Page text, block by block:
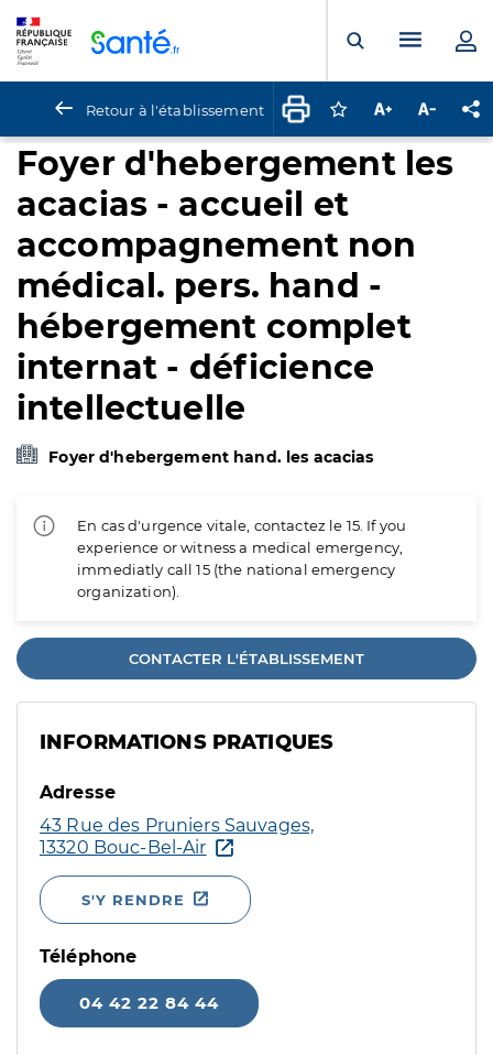
Ouvrir laMenu
Retour à l'établissement Connectez-vous
Augmenter la
Foyer d'hebergement les
acacias - accueil et
accompagnement non
médical. pers. hand -
hébergement complet
internat - déficience
intellectuelle
Foyer d'hebergement hand. les acacias
En cas d'urgence vitale, contactez le 15. If you
experience or witness a medical emergency,
immediatly call 15 (the national emergency
organization).
CONTACTER L'ÉTABLISSEMENT
INFORMATIONS PRATIQUES
Adresse
43 Rue des Pruniers Sauvages,
13320 Bouc-Bel-Air
S'Y RENDRE
Téléphone
04 42 22 84 44